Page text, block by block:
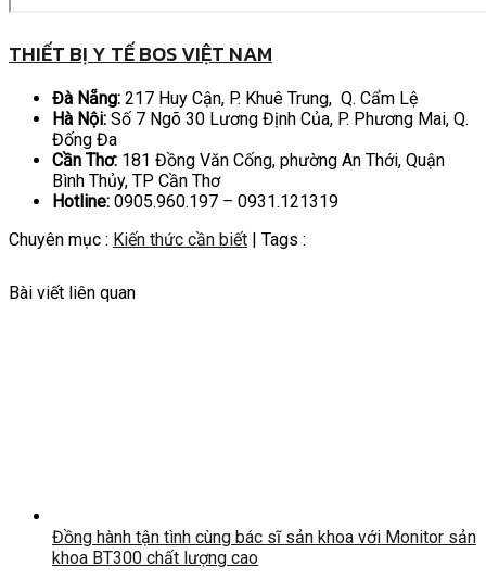
THIẾT BỊ Y TẾ BOS VIỆT NAM
Đà Nẵng: 217 Huy Cận, P. Khuê Trung, Q. Cẩm Lệ
Hà Nội: Số 7 Ngõ 30 Lương Định Của, P. Phương Mai, Q.
Đống Đa
Cần Thơ: 181 Đồng Văn Cống, phường An Thới, Quận
Bình Thủy, TP Cần Thơ
Hotline: 0905.960.197 – 0931.121319
Chuyên mục : Kiến thức cần biết | Tags :
Bài viết liên quan
Đồng hành tận tình cùng bác sĩ sản khoa với Monitor sản
khoa BT300 chất lượng cao